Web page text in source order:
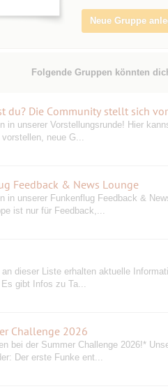
Neue Gruppe
Folgende Gruppen könnten
du? Die Community stellt sich vor
in unserer Vorstellungsrunde! Hier
vorstellen, neue G...
Feedback & News Lounge
in unserer Funkenflug Feedback &
ist nur für Feedback,...
an dieser Liste erhalten aktuelle
gibt Infos zu Ta...
Challenge 2026
bei der Summer Challenge 2026!*
Der erste Funke ent...